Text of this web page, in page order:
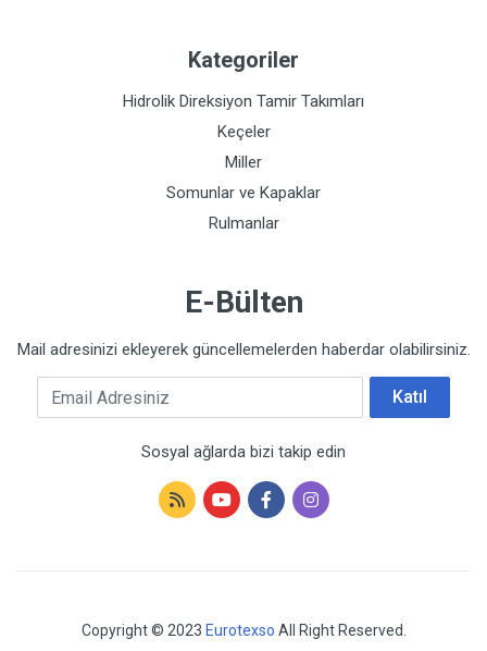
Kategoriler
Hidrolik Direksiyon Tamir Takımları
Keçeler
Miller
Somunlar ve Kapaklar
Rulmanlar
E-Bülten
Mail adresinizi ekleyerek güncellemelerden haberdar olabilirsiniz.
Email Adresiniz Katıl
Sosyal ağlarda bizi takip edin
Copyright © 2023 Eurotexso All Right Reserved.